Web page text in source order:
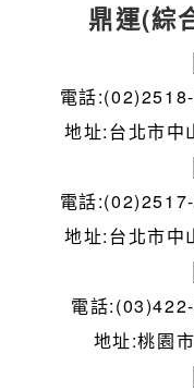
鼎運(綜
電話
地址:台北市中
電話
地址:台北市中
電話
地址:桃園